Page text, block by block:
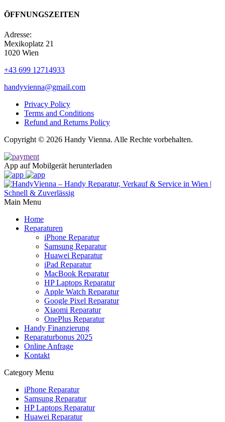
ÖFFNUNGSZEITEN
Adresse:
Mexikoplatz 21
1020 Wien
+43 699 12714933
handyvienna@gmail.com
Privacy Policy
Terms and Conditions
Refund and Returns Policy
Copyright © 2026 Handy Vienna. Alle Rechte vorbehalten.
App auf Mobilgerät herunterladen
Main Menu
Home
Reparaturen
iPhone Reparatur
Samsung Reparatur
Huawei Reparatur
iPad Reparatur
MacBook Reparatur
HP Laptops Reparatur
Apple Watch Reparatur
Google Pixel Reparatur
Xiaomi Reparatur
OnePlus Reparatur
Handy Finanzierung
Reparaturbonus 2025
Online Anfrage
Kontakt
Category Menu
iPhone Reparatur
Samsung Reparatur
HP Laptops Reparatur
Huawei Reparatur